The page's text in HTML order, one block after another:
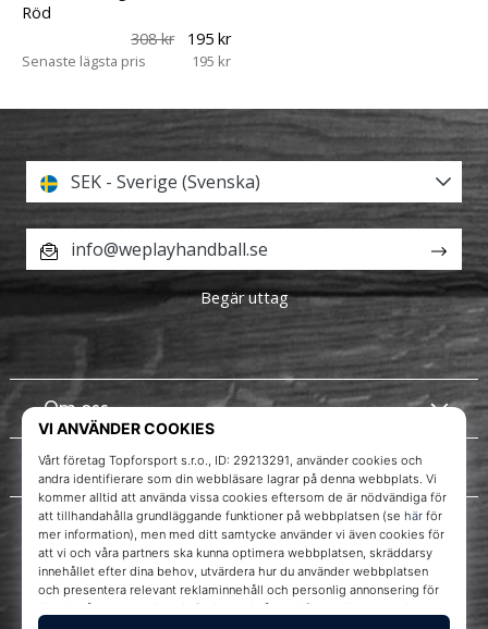
Röd
308 kr
195 kr
Senaste lägsta pris 195 kr
Om oss
Kundtjänst
SEK - Sverige (Svenska)
info@weplayhandball.se
Begär uttag